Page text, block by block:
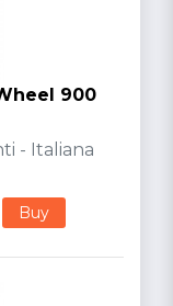
900
- Italiana
Buy